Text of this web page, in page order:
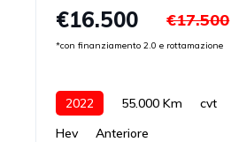
€16.500
*con finanziamento 2.0 e rottamazione
€17.500
2022 55.000 Km
cvt
Hev
Anteriore